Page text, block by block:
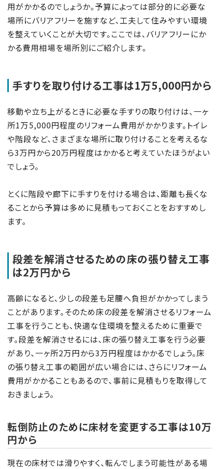
用がかかるのでしょうか。予算によっては部分的に必要な
場所にバリアフリーを施すなど、工夫して住みやすい環境
を整えていくことが大切です。ここでは、バリアフリーにか
かる費用相場を場所別にご紹介します。
手すりを取り付ける工事は1万5,000円から
移動や立ち上がるときに必要な手すりの取り付けは、一ヶ
所1万5,000円程度のリフォーム費用がかかります。トイレ
や階段など、さまざまな場所に取り付けることを考えるな
ら3万円から20万円程度はかかると考えていたほうがよい
でしょう。
とくに階段や廊下に手すりを付ける場合は、距離も長くな
ることから予算は多めに見積もっておくことをおすすめし
ます。
段差を解消させるための床の張り替え工事
は2万円から
高齢になると、少しの段差も足腰へ負担がかかってしまう
ことがあります。そのため床の段差を解消させるリフォーム
工事を行うことも、快適な住環境を整えるために重要で
す。段差を解消させるには、床の張り替え工事を行う必要
があり、一ヶ所2万円から3万円程度はかかるでしょう。床
の張り替え工事の範囲が広い場合には、さらにリフォーム
費用がかかることもあるので、事前に見積もりを取得して
おきましょう。
転倒防止のために床材を変更する工事は10万
円から
現在の床材では滑りやすく、転んでしまう可能性がある場